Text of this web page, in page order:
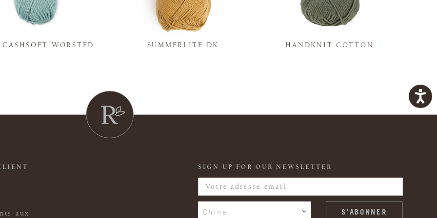
CASHSOFT WORSTED SUMMERLITE DK HANDKNIT COTTON
aux
SIGN UP FOR OUR NEWSLETTER
Chine